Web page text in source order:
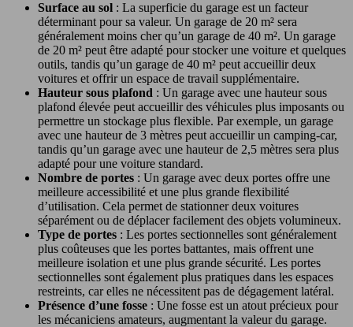
Surface au sol : La superficie du garage est un facteur
déterminant pour sa valeur. Un garage de 20 m² sera
généralement moins cher qu’un garage de 40 m². Un garage
de 20 m² peut être adapté pour stocker une voiture et quelques
outils, tandis qu’un garage de 40 m² peut accueillir deux
voitures et offrir un espace de travail supplémentaire.
Hauteur sous plafond : Un garage avec une hauteur sous
plafond élevée peut accueillir des véhicules plus imposants ou
permettre un stockage plus flexible. Par exemple, un garage
avec une hauteur de 3 mètres peut accueillir un camping-car,
tandis qu’un garage avec une hauteur de 2,5 mètres sera plus
adapté pour une voiture standard.
Nombre de portes : Un garage avec deux portes offre une
meilleure accessibilité et une plus grande flexibilité
d’utilisation. Cela permet de stationner deux voitures
séparément ou de déplacer facilement des objets volumineux.
Type de portes : Les portes sectionnelles sont généralement
plus coûteuses que les portes battantes, mais offrent une
meilleure isolation et une plus grande sécurité. Les portes
sectionnelles sont également plus pratiques dans les espaces
restreints, car elles ne nécessitent pas de dégagement latéral.
Présence d’une fosse : Une fosse est un atout précieux pour
les mécaniciens amateurs, augmentant la valeur du garage.